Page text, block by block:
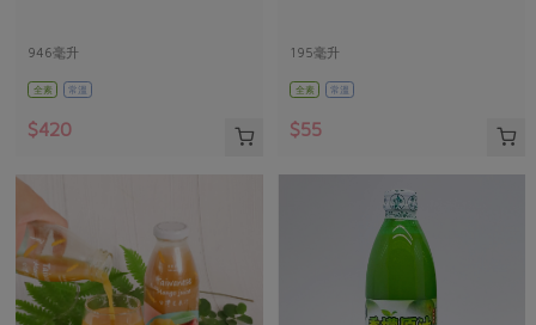
946毫升
全素 常溫
$420
195毫升
全素 常溫
$55